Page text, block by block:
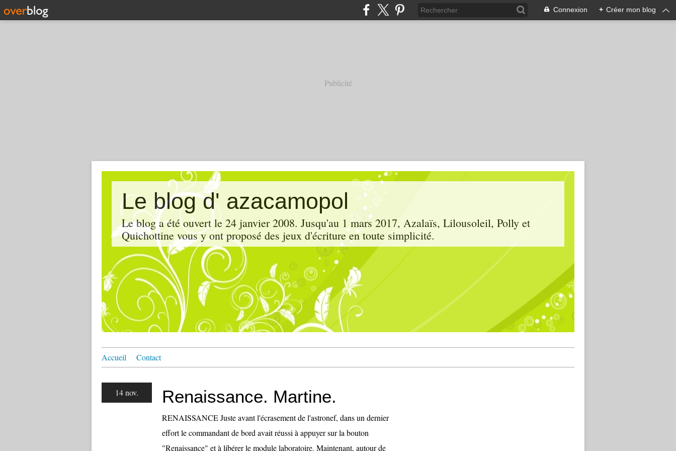
Connexion + Créer mon blog
Publicité
Le blog d' azacamopol
Le blog a été ouvert le 24 janvier 2008. Jusqu'au 1 mars 2017, Azalaïs, Lilousoleil, Polly et
Quichottine vous y ont proposé des jeux d'écriture en toute simplicité.
Accueil Contact
14 nov. Renaissance. Martine.
RENAISSANCE Juste avant l'écrasement de l'astronef, dans un dernier
effort le commandant de bord avait réussi à appuyer sur la bouton
"Renaissance" et à libérer le module laboratoire. Maintenant, autour de